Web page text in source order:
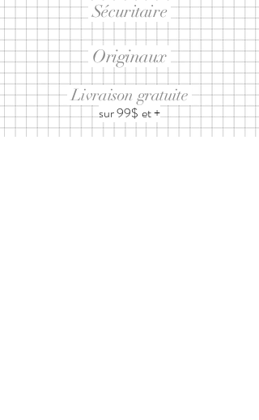
Sécuritaire
Originaux
sur 99$ et +
Livraison gratuite